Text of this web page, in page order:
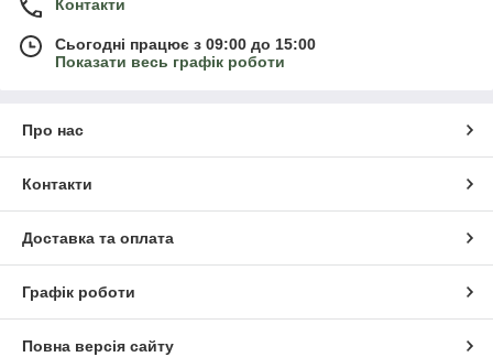
Контакти
Сьогодні працює з 09:00 до 15:00
Показати весь графік роботи
Про нас
Контакти
Доставка та оплата
Графік роботи
Повна версія сайту